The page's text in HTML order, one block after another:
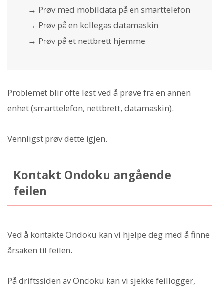
→ Prøv med mobildata på en smarttelefon
→ Prøv på en kollegas datamaskin
→ Prøv på et nettbrett hjemme
Problemet blir ofte løst ved å prøve fra en annen
enhet (smarttelefon, nettbrett, datamaskin).
Vennligst prøv dette igjen.
Kontakt Ondoku angående
feilen
Ved å kontakte Ondoku kan vi hjelpe deg med å finne
årsaken til feilen.
På driftssiden av Ondoku kan vi sjekke feillogger,